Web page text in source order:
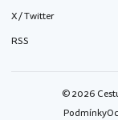
X / Twitter
RSS
© 2026
Podmínky